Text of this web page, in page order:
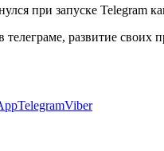
развитие
TelegramViber